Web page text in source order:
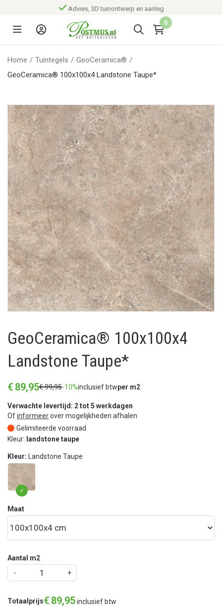
Advies, 3D tuinontwerp en aanleg
0
Home / Tuintegels / GeoCeramica® /
GeoCeramica® 100x100x4 Landstone Taupe*
GeoCeramica® 100x100x4
Landstone Taupe*
€ 89,95€99,95-10%inclusief btwper m2
Verwachte levertijd: 2 tot 5 werkdagen
Ofinformeerover mogelijkheden afhalen
Gelimiteerde voorraad
Kleur: landstone taupe
Kleur: Landstone Taupe
Maat
Aantal m2
Totaalprijs€ 89,95inclusief btw